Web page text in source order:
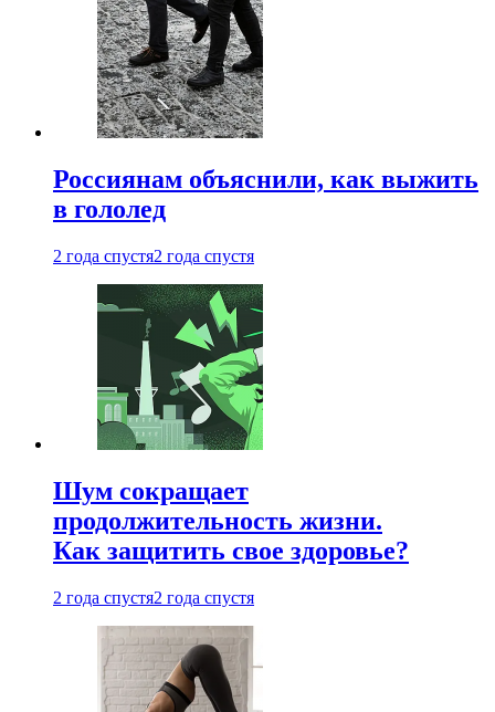
Россиянам объяснили, как выжить
в гололед
2 года спустя2 года спустя
Шум сокращает
продолжительность жизни.
Как защитить свое здоровье?
2 года спустя2 года спустя